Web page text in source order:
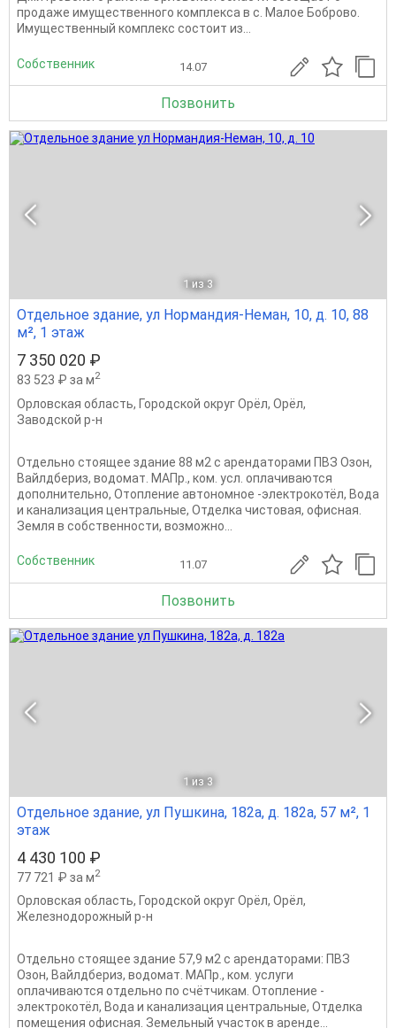
продаже имущественного комплекса в с. Малое Боброво.
Имущественный комплекс состоит из...
Собственник 14.07
Позвонить
1 из 3
Отдельное здание, ул Нормандия-Неман, 10, д. 10, 88
м², 1 этаж
7 350 020 ₽
83 523 ₽ за м2
Орловская область, Городской округ Орёл, Орёл,
Заводской р-н
Отдельно стоящее здание 88 м2 с арендаторами ПВЗ Озон,
Вайлдбериз, водомат. МАПр., ком. усл. оплачиваются
дополнительно, Отопление автономное -электрокотёл, Вода
и канализация центральные, Отделка чистовая, офисная.
Земля в собственности, возможно...
Собственник 11.07
Позвонить
1 из 3
Отдельное здание, ул Пушкина, 182а, д. 182а, 57 м², 1
этаж
4 430 100 ₽
77 721 ₽ за м2
Орловская область, Городской округ Орёл, Орёл,
Железнодорожный р-н
Отдельно стоящее здание 57,9 м2 с арендаторами: ПВЗ
Озон, Вайлдбериз, водомат. МАПр., ком. услуги
оплачиваются отдельно по счётчикам. Отопление -
электрокотёл, Вода и канализация центральные, Отделка
помещения офисная. Земельный участок в аренде...